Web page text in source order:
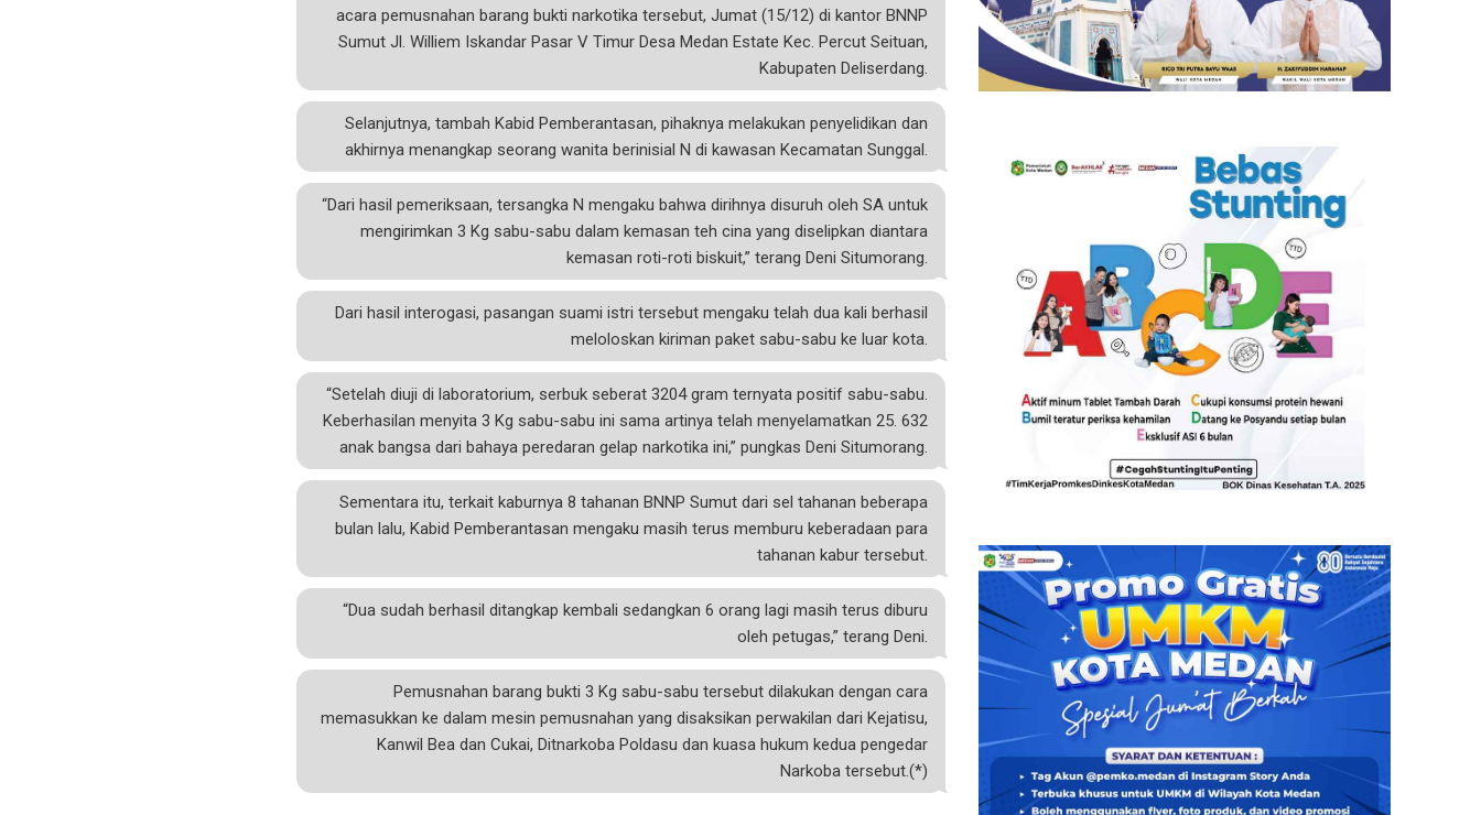
acara pemusnahan barang bukti narkotika tersebut, Jumat (15/12) di kantor BNNP
Sumut Jl. Williem Iskandar Pasar V Timur Desa Medan Estate Kec. Percut Seituan,
Kabupaten Deliserdang.
Selanjutnya, tambah Kabid Pemberantasan, pihaknya melakukan penyelidikan dan
akhirnya menangkap seorang wanita berinisial N di kawasan Kecamatan Sunggal.
“Dari hasil pemeriksaan, tersangka N mengaku bahwa dirihnya disuruh oleh SA untuk
mengirimkan 3 Kg sabu-sabu dalam kemasan teh cina yang diselipkan diantara
kemasan roti-roti biskuit,” terang Deni Situmorang.
Dari hasil interogasi, pasangan suami istri tersebut mengaku telah dua kali berhasil
meloloskan kiriman paket sabu-sabu ke luar kota.
“Setelah diuji di laboratorium, serbuk seberat 3204 gram ternyata positif sabu-sabu.
Keberhasilan menyita 3 Kg sabu-sabu ini sama artinya telah menyelamatkan 25. 632
anak bangsa dari bahaya peredaran gelap narkotika ini,” pungkas Deni Situmorang.
Sementara itu, terkait kaburnya 8 tahanan BNNP Sumut dari sel tahanan beberapa
bulan lalu, Kabid Pemberantasan mengaku masih terus memburu keberadaan para
tahanan kabur tersebut.
“Dua sudah berhasil ditangkap kembali sedangkan 6 orang lagi masih terus diburu
oleh petugas,” terang Deni.
Pemusnahan barang bukti 3 Kg sabu-sabu tersebut dilakukan dengan cara
memasukkan ke dalam mesin pemusnahan yang disaksikan perwakilan dari Kejatisu,
Kanwil Bea dan Cukai, Ditnarkoba Poldasu dan kuasa hukum kedua pengedar
Narkoba tersebut.(*)